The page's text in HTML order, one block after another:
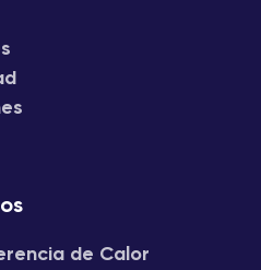
de Calor